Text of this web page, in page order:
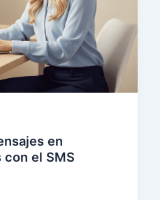
en
el SMS